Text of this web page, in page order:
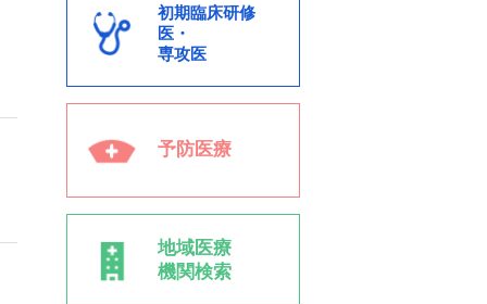
初期臨床研修
医・
専攻医
予防医療
地域医療
機関検索